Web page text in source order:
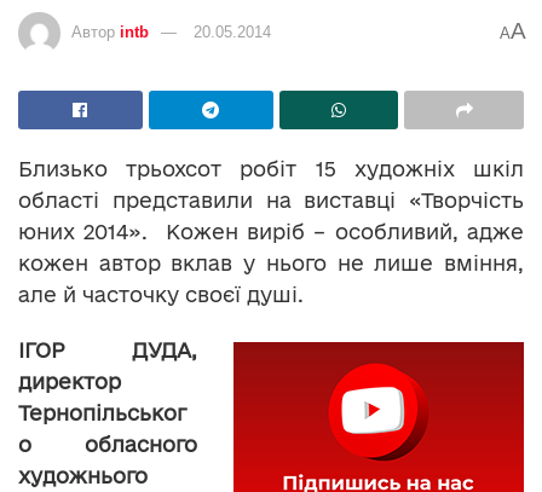
Автор intb 20.05.2014 AA
Близько трьохсот робіт 15 художніх шкіл
області представили на виставці «Творчість
юних 2014». Кожен виріб – особливий, адже
кожен автор вклав у нього не лише вміння,
але й часточку своєї душі.
ІГОР ДУДА,
директор
Тернопільськог
о обласного
художнього